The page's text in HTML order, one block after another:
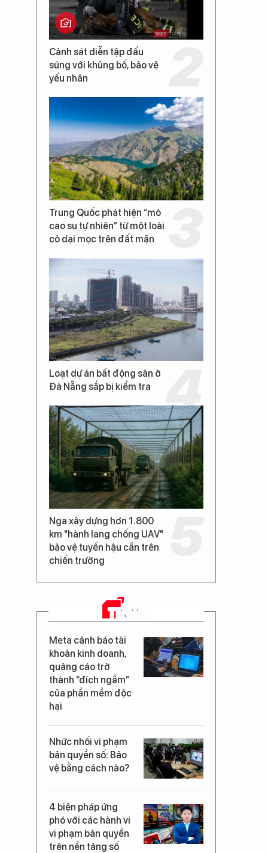
Cảnh sát diễn tập đấu
súng với khủng bố, bảo vệ
yếu nhân
Trung Quốc phát hiện “mỏ
cao su tự nhiên” từ một loài
cỏ dại mọc trên đất mặn
Loạt dự án bất động sản ở
Đà Nẵng sắp bị kiểm tra
Nga xây dựng hơn 1.800
km "hành lang chống UAV"
bảo vệ tuyến hậu cần trên
chiến trường
TIN MỚI
Meta cảnh báo tài
khoản kinh doanh,
quảng cáo trở
thành “đích ngắm”
của phần mềm độc
hại
Nhức nhối vi phạm
bản quyền số: Bảo
vệ bằng cách nào?
4 biện pháp ứng
phó với các hành vi
vi phạm bản quyền
trên nền tảng số